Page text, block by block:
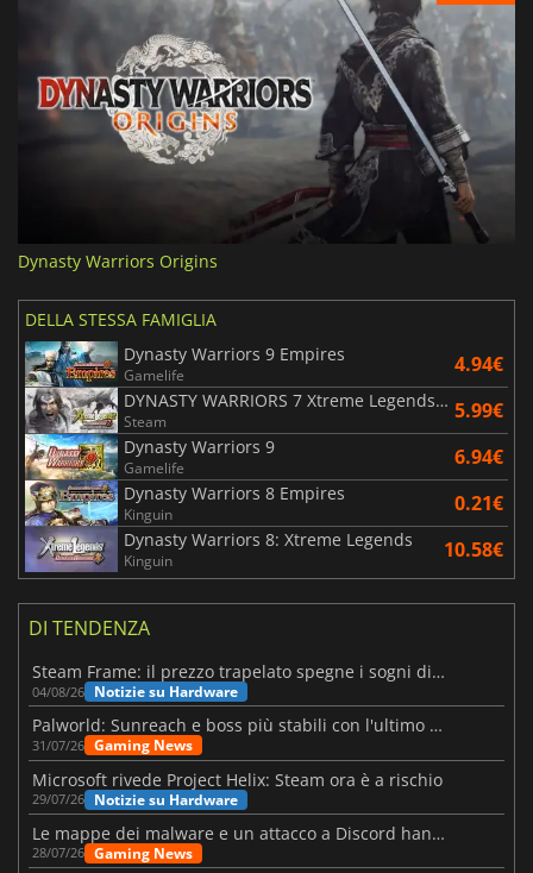
Dynasty Warriors Origins
DELLA STESSA FAMIGLIA
Dynasty Warriors 9 Empires
Gamelife 4.94€
DYNASTY WARRIORS 7 Xtreme Legends Definitive Edition
Steam 5.99€
Dynasty Warriors 9
Gamelife 6.94€
Dynasty Warriors 8 Empires
Kinguin 0.21€
Dynasty Warriors 8: Xtreme Legends
Kinguin 10.58€
DI TENDENZA
Steam Frame: il prezzo trapelato spegne i sogni di un VR economico
04/08/26 Notizie su Hardware
Palworld: Sunreach e boss più stabili con l'ultimo update
31/07/26 Gaming News
Microsoft rivede Project Helix: Steam ora è a rischio
29/07/26 Notizie su Hardware
Le mappe dei malware e un attacco a Discord hanno colpito Meccha Chameleon
28/07/26 Gaming News